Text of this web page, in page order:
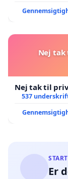
Nej tak
Nej tak til
537
Er